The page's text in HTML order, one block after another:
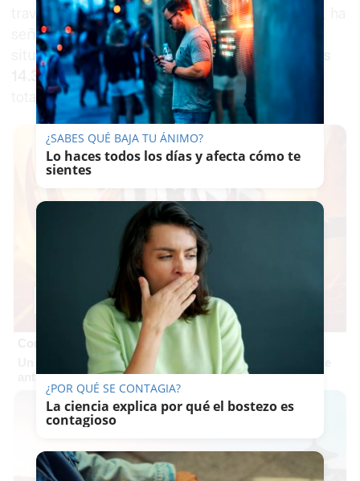
través de sus redes sociales. “Buenas noticias”, ha
señalado antes de confirmar el cambio de
situación del incendio. “Queda controlado a las
14.30h. Seguimos trabajando para la extinción
total del incendio”, ha publicado el consejero.
Corepunk MMORPG
Un verdadero MMORPG de la vieja escuela ¡Cómo los de
antes, pero mejor!
¿SABES QUÉ BAJA TU ÁNIMO?
Lo haces todos los días y afecta cómo te
sientes
¿POR QUÉ SE CONTAGIA?
La ciencia explica por qué el bostezo es
contagioso